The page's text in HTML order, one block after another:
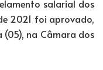
salarial dos
2021 foi aprovado,
na Câmara dos